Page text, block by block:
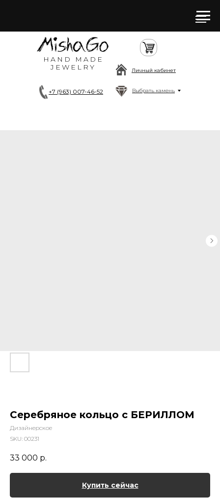
HAND MADE
JEWELRY
+7 (963) 007-46-52 Выбрать камень
Личный кабинет
Серебряное кольцо с БЕРИЛЛОМ
Дизайнерское
SKU: 00231
33 000 р.
Купить сейчас